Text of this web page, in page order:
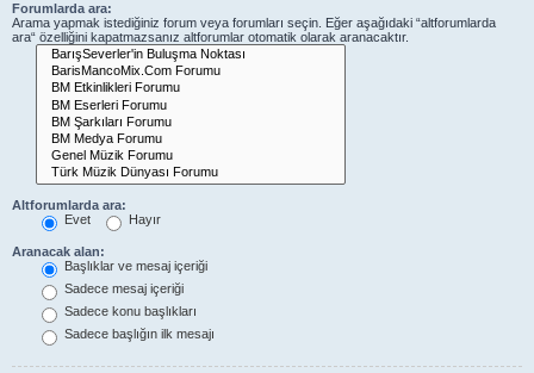
Forumlarda ara:
Arama yapmak istediğiniz forum veya forumları seçin. Eğer aşağıdaki “altforumlarda
ara“ özelliğini kapatmazsanız altforumlar otomatik olarak aranacaktır.
Altforumlarda ara:
Evet
Hayır
Aranacak alan:
Başlıklar ve mesaj içeriği
Sadece mesaj içeriği
Sadece konu başlıkları
Sadece başlığın ilk mesajı